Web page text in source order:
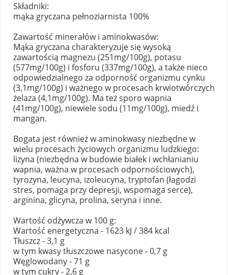
Składniki:
mąka gryczana pełnoziarnista 100%
Zawartość minerałów i aminokwasów:
Mąka gryczana charakteryzuje się wysoką
zawartością magnezu (251mg/100g), potasu
(577mg/100g) i fosforu (337mg/100g), a także nieco
odpowiedzialnego za odporność organizmu cynku
(3,1mg/100g) i ważnego w procesach krwiotwórczych
żelaza (4,1mg/100g). Ma też sporo wapnia
(41mg/100g), niewiele sodu (11mg/100g), miedź i
mangan.
Bogata jest również w aminokwasy niezbędne w
wielu procesach życiowych organizmu ludzkiego:
lizyna (niezbędna w budowie białek i wchłanianiu
wapnia, ważna w procesach odpornościowych),
tyrozyna, leucyna, izoleucyna, tryptofan (łagodzi
stres, pomaga przy depresji, wspomaga serce),
arginina, glicyna, prolina, seryna i inne.
Wartość odżywcza w 100 g:
Wartość energetyczna - 1623 kJ / 384 kcal
Tłuszcz - 3,1 g
w tym kwasy tłuszczowe nasycone - 0,7 g
Węglowodany - 71 g
w tym cukry - 2,6 g